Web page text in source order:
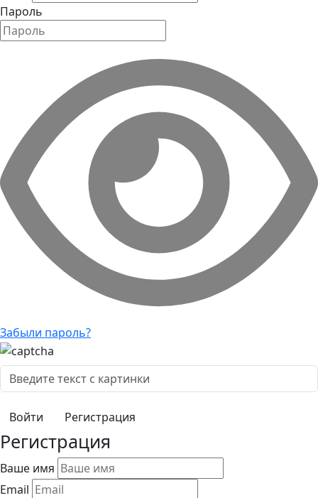
Пароль
Забыли пароль?
Регистрация
Регистрация
Ваше имя
Email